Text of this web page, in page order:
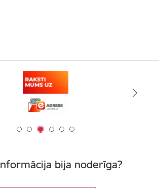
bija noderīga?